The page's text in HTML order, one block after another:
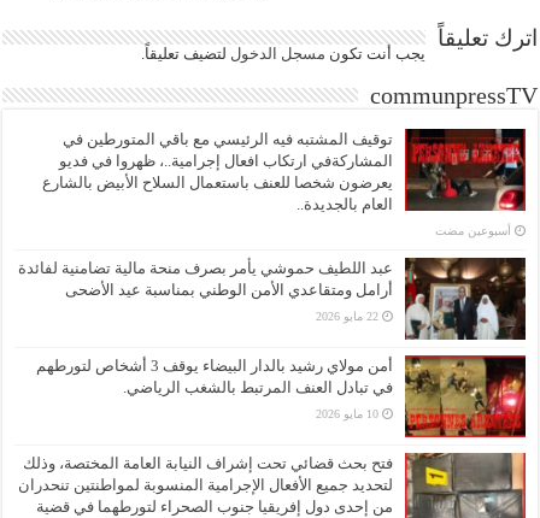
اترك تعليقاً
يجب أنت تكون مسجل الدخول لتضيف تعليقاً.
communpressTV
توقيف المشتبه فيه الرئيسي مع باقي المتورطين في
المشاركةفي ارتكاب افعال إجرامية..، ظهروا في فديو
يعرضون شخصا للعنف باستعمال السلاح الأبيض بالشارع
العام بالجديدة..
‏أسبوعين مضت
عبد اللطيف حموشي يأمر بصرف منحة مالية تضامنية لفائدة
أرامل ومتقاعدي الأمن الوطني بمناسبة عيد الأضحى
22 مايو 2026
أمن مولاي رشيد بالدار البيضاء يوقف 3 أشخاص لتورطهم
في تبادل العنف المرتبط بالشغب الرياضي.
10 مايو 2026
فتح بحث قضائي تحت إشراف النيابة العامة المختصة، وذلك
لتحديد جميع الأفعال الإجرامية المنسوبة لمواطنتين تنحدران
من إحدى دول إفريقيا جنوب الصحراء لتورطهما في قضية